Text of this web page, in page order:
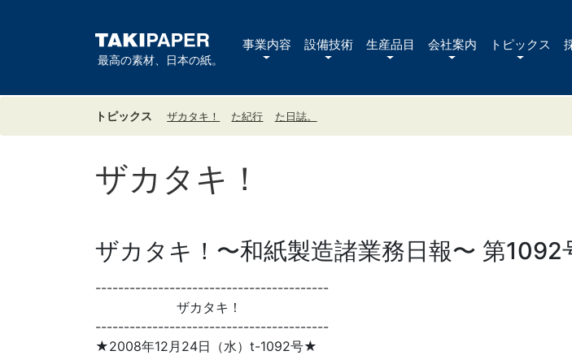
最高の素材、日本の紙。
事業内容 設備技術 生産品目 会社案内 トピックス
トピックス ザカタキ！ た紀行 た日誌。
ザカタキ！
ザカタキ！〜和紙製造諸業務日報〜 第1092
-----------------------------------------
ザカタキ！
-----------------------------------------
★2008年12月24日（水）t-1092号★